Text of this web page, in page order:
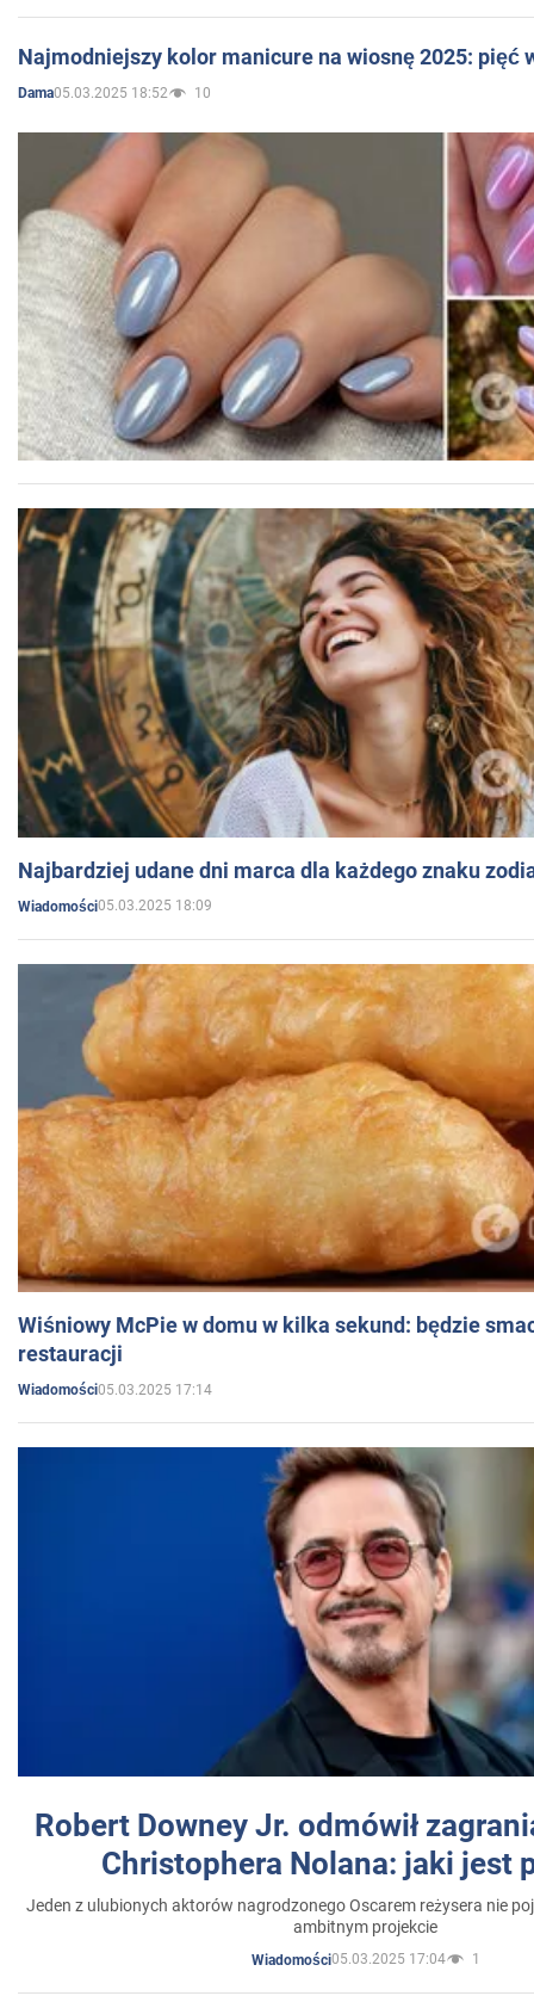
Najmodniejszy kolor manicure na wiosnę 2025: pięć
Dama05.03.2025 18:52 10
Najbardziej udane dni marca dla każdego znaku
Wiadomości05.03.2025 18:09
Wiśniowy McPie w domu w kilka sekund: będzie
restauracji
Wiadomości05.03.2025 17:14
Robert Downey Jr. odmówił
Christophera Nolana: jaki jest
Jeden z ulubionych aktorów nagrodzonego Oscarem reżysera nie
ambitnym projekcie
Wiadomości05.03.2025 17:04 1